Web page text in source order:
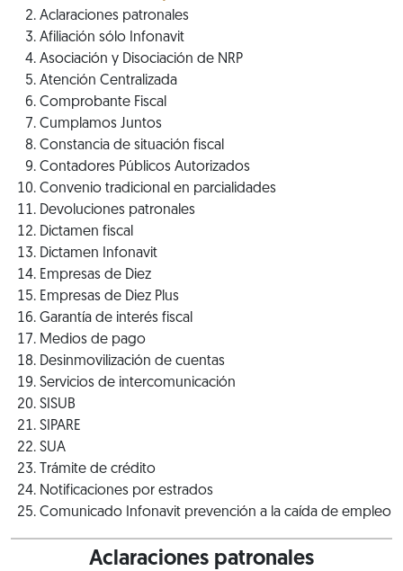
Aclaraciones patronales
Afiliación sólo Infonavit
Asociación y Disociación de NRP
Atención Centralizada
Comprobante Fiscal
Cumplamos Juntos
Constancia de situación fiscal
Contadores Públicos Autorizados
Convenio tradicional en parcialidades
Devoluciones patronales
Dictamen fiscal
Dictamen Infonavit
Empresas de Diez
Empresas de Diez Plus
Garantía de interés fiscal
Medios de pago
Desinmovilización de cuentas
Servicios de intercomunicación
SISUB
SIPARE
SUA
Trámite de crédito
Notificaciones por estrados
Comunicado Infonavit prevención a la caída de empleo
Aclaraciones patronales